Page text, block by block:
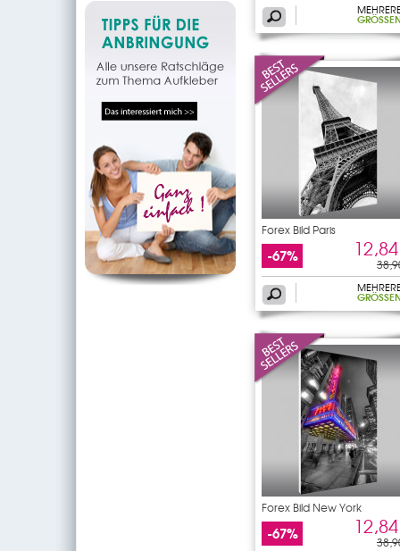
GRÖSSEN
Forex Bild Paris
-67%
GRÖSSEN
Forex Bild New York
-67%